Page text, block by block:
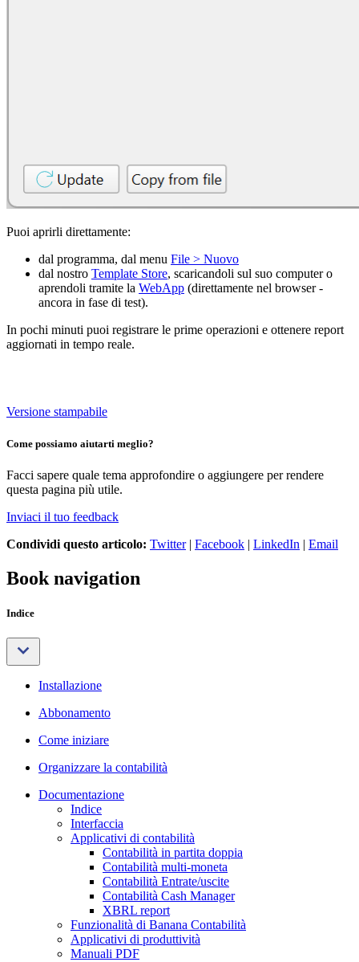
Puoi aprirli direttamente:
dal programma, dal menu File > Nuovo
dal nostro Template Store, scaricandoli sul suo computer o
aprendoli tramite la WebApp (direttamente nel browser -
ancora in fase di test).
In pochi minuti puoi registrare le prime operazioni e ottenere report
aggiornati in tempo reale.
Versione stampabile
Come possiamo aiutarti meglio?
Facci sapere quale tema approfondire o aggiungere per rendere
questa pagina più utile.
Inviaci il tuo feedback
Condividi questo articolo: Twitter| Facebook | LinkedIn | Email
Book navigation
Indice
Installazione
Abbonamento
Come iniziare
Organizzare la contabilità
Documentazione
Indice
Interfaccia
Applicativi di contabilità
Contabilità in partita doppia
Contabilità multi-moneta
Contabilità Entrate/uscite
Contabilità Cash Manager
XBRL report
Funzionalità di Banana Contabilità
Applicativi di produttività
Manuali PDF